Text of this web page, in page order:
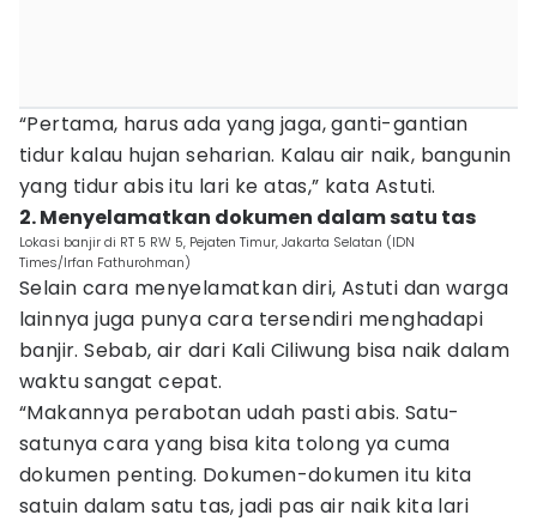
“Pertama, harus ada yang jaga, ganti-gantian
tidur kalau hujan seharian. Kalau air naik, bangunin
yang tidur abis itu lari ke atas,” kata Astuti.
2. Menyelamatkan dokumen dalam satu tas
Lokasi banjir di RT 5 RW 5, Pejaten Timur, Jakarta Selatan (IDN
Times/Irfan Fathurohman)
Selain cara menyelamatkan diri, Astuti dan warga
lainnya juga punya cara tersendiri menghadapi
banjir. Sebab, air dari Kali Ciliwung bisa naik dalam
waktu sangat cepat.
“Makannya perabotan udah pasti abis. Satu-
satunya cara yang bisa kita tolong ya cuma
dokumen penting. Dokumen-dokumen itu kita
satuin dalam satu tas, jadi pas air naik kita lari